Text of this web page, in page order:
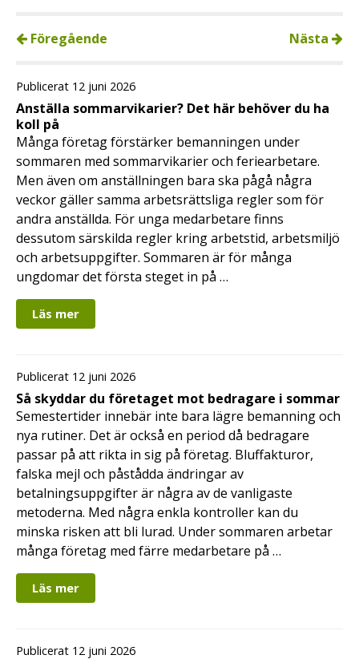
Föregående Nästa
Publicerat 12 juni 2026
Anställa sommarvikarier? Det här behöver du ha
koll på
Många företag förstärker bemanningen under
sommaren med sommarvikarier och feriearbetare.
Men även om anställningen bara ska pågå några
veckor gäller samma arbetsrättsliga regler som för
andra anställda. För unga medarbetare finns
dessutom särskilda regler kring arbetstid, arbetsmiljö
och arbetsuppgifter. Sommaren är för många
ungdomar det första steget in på …
Läs mer
Publicerat 12 juni 2026
Så skyddar du företaget mot bedragare i sommar
Semestertider innebär inte bara lägre bemanning och
nya rutiner. Det är också en period då bedragare
passar på att rikta in sig på företag. Bluffakturor,
falska mejl och påstådda ändringar av
betalningsuppgifter är några av de vanligaste
metoderna. Med några enkla kontroller kan du
minska risken att bli lurad. Under sommaren arbetar
många företag med färre medarbetare på …
Läs mer
Publicerat 12 juni 2026